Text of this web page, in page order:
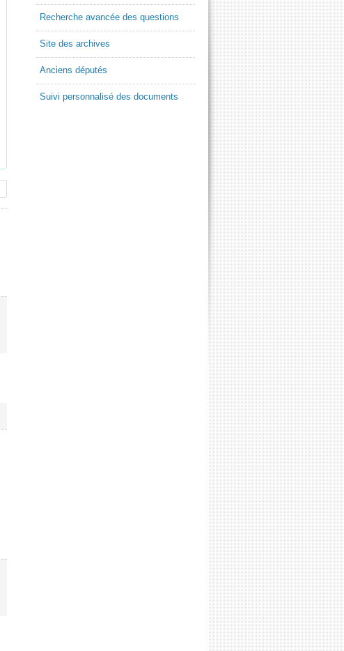
Recherche avancée des questions
Site des archives
Anciens députés
Suivi personnalisé des documents